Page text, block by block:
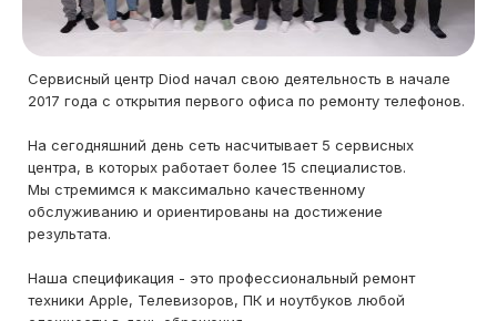
Сервисный центр Diod начал свою деятельность в начале
2017 года с открытия первого офиса по ремонту телефонов.
На сегодняшний день сеть насчитывает 5 сервисных
центра, в которых работает более 15 специалистов.
Мы стремимся к максимально качественному
обслуживанию и ориентированы на достижение
результата.
Наша спецификация - это профессиональный ремонт
техники Apple, Телевизоров, ПК и ноутбуков любой